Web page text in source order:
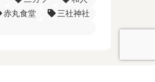
赤丸食堂
三社神社